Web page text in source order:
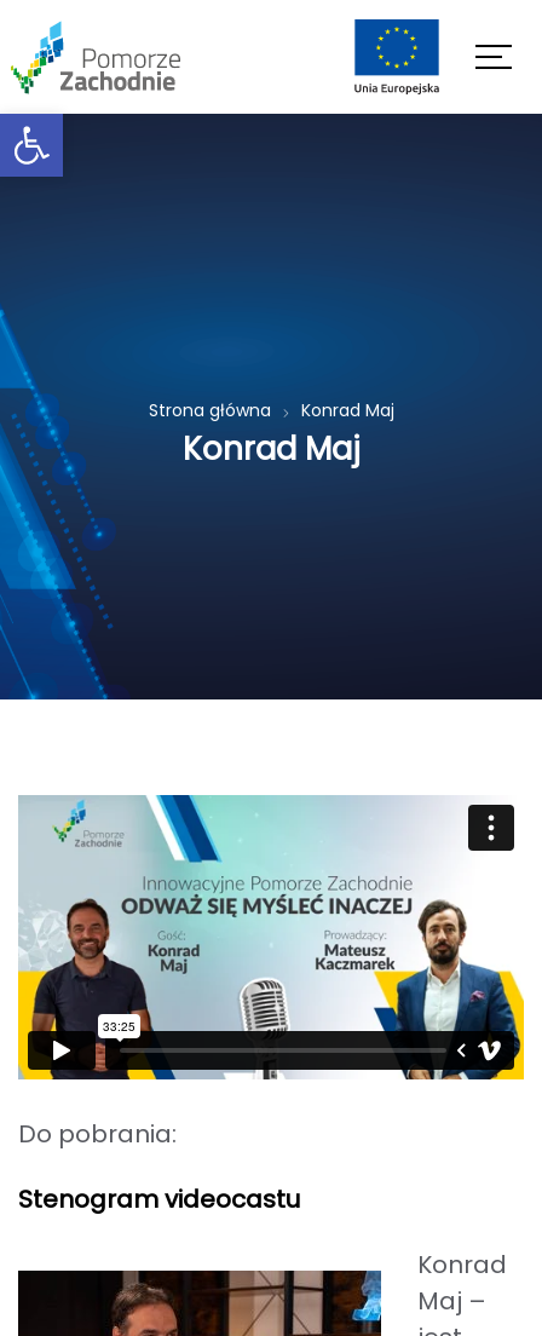
Open toolbar
Strona główna Konrad Maj
Konrad Maj
Do pobrania:
Stenogram videocastu
Konrad
Maj –